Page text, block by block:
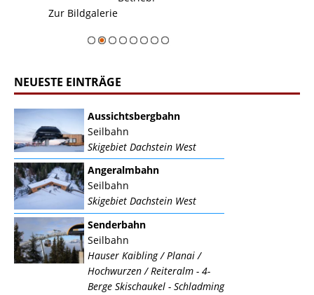
NEUESTE EINTRÄGE
Aussichtsbergbahn
Seilbahn
Skigebiet Dachstein West
Angeralmbahn
Seilbahn
Skigebiet Dachstein West
Senderbahn
Seilbahn
Hauser Kaibling / Planai /
Hochwurzen / Reiteralm - 4-
Berge Skischaukel - Schladming